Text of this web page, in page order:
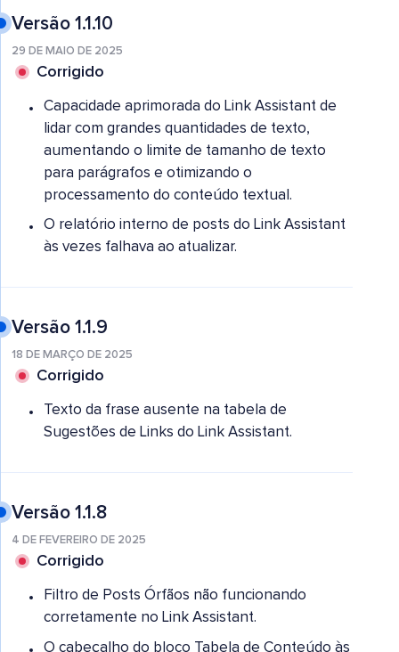
Versão 1.1.10
29 DE MAIO DE 2025
Corrigido
Capacidade aprimorada do Link Assistant de
lidar com grandes quantidades de texto,
aumentando o limite de tamanho de texto
para parágrafos e otimizando o
processamento do conteúdo textual.
O relatório interno de posts do Link Assistant
às vezes falhava ao atualizar.
Versão 1.1.9
18 DE MARÇO DE 2025
Corrigido
Texto da frase ausente na tabela de
Sugestões de Links do Link Assistant.
Versão 1.1.8
4 DE FEVEREIRO DE 2025
Corrigido
Filtro de Posts Órfãos não funcionando
corretamente no Link Assistant.
O cabeçalho do bloco Tabela de Conteúdo às